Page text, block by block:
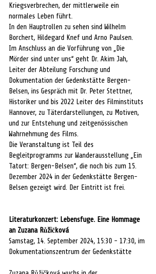
Kriegsverbrechen, der mittlerweile ein
normales Leben führt.
In den Hauptrollen zu sehen sind Wilhelm
Borchert, Hildegard Knef und Arno Paulsen.
Im Anschluss an die Vorführung von „Die
Mörder sind unter uns“ geht Dr. Akim Jah,
Leiter der Abteilung Forschung und
Dokumentation der Gedenkstätte Bergen-
Belsen, ins Gespräch mit Dr. Peter Stettner,
Historiker und bis 2022 Leiter des Filminstituts
Hannover, zu Täterdarstellungen, zu Motiven,
und zur Entstehung und zeitgenössischen
Wahrnehmung des Films.
Die Veranstaltung ist Teil des
Begleitprogramms zur Wanderausstellung „Ein
Tatort: Bergen-Belsen“, die noch bis zum 15.
Dezember 2024 in der Gedenkstätte Bergen-
Belsen gezeigt wird. Der Eintritt ist frei.
Literaturkonzert: Lebensfuge. Eine Hommage
an Zuzana Růžičková
Samstag, 14. September 2024, 15:30 - 17:30, im
Dokumentationszentrum der Gedenkstätte